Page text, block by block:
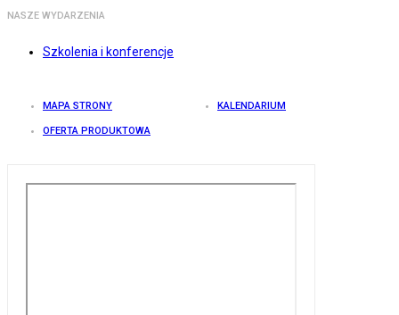
NASZE WYDARZENIA
Szkolenia i konferencje
MAPA STRONY KALENDARIUM
OFERTA PRODUKTOWA